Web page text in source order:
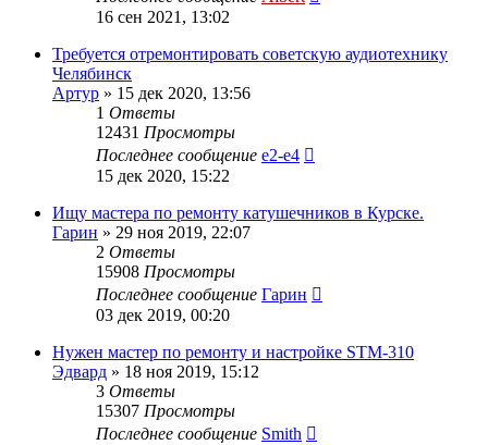
16 сен 2021, 13:02
Требуется отремонтировать советскую аудиотехнику
Челябинск
Артур » 15 дек 2020, 13:56
1 Ответы
12431 Просмотры
Последнее сообщение e2-e4
15 дек 2020, 15:22
Ищу мастера по ремонту катушечников в Курске.
Гарин » 29 ноя 2019, 22:07
2 Ответы
15908 Просмотры
Последнее сообщение Гарин
03 дек 2019, 00:20
Нужен мастер по ремонту и настройке STM-310
Эдвард » 18 ноя 2019, 15:12
3 Ответы
15307 Просмотры
Последнее сообщение Smith